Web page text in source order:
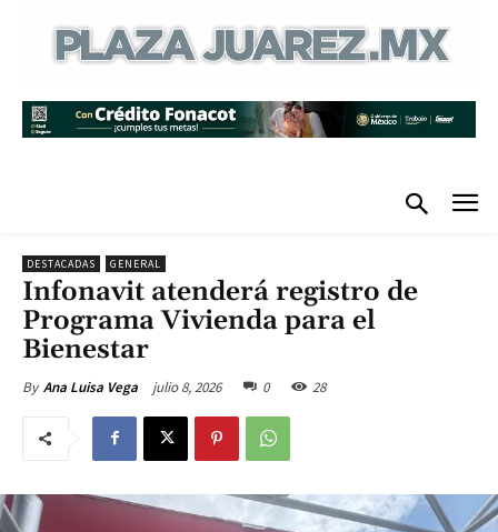
DESTACADAS GENERAL
Infonavit atenderá registro de
Programa Vivienda para el
Bienestar
By Ana Luisa Vega julio 8, 2026 0 28